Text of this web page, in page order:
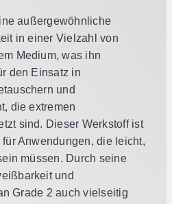
außergewöhnliche
in einer Vielzahl von
Medium, was ihn
den Einsatz in
und
die extremen
sind. Dieser Werkstoff ist
Anwendungen, die leicht,
müssen. Durch seine
und
Grade 2 auch vielseitig